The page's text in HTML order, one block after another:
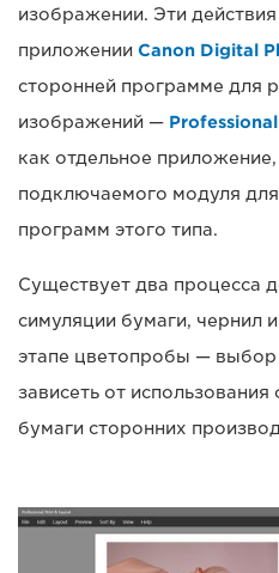
изображении. Эти
приложении Canon Digital
сторонней программе для
изображений —
как отдельное приложение,
подключаемого модуля
программ этого типа.
Существует два процесса
симуляции бумаги, чернил
этапе цветопробы — выбор
зависеть от
бумаги сторонних